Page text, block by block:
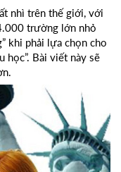
nhì trên thế giới, với
trường lớn nhỏ
khi phải lựa chọn cho
học”. Bài viết này sẽ